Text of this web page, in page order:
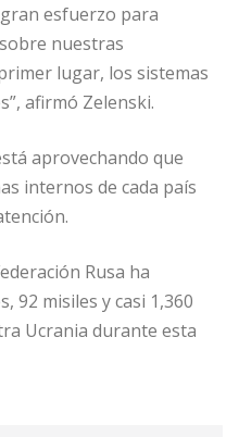
esfuerzo para
nuestras
lugar, los sistemas
afirmó Zelenski.
aprovechando que
internos de cada país
Rusa ha
92 misiles y casi 1,360
Ucrania durante esta